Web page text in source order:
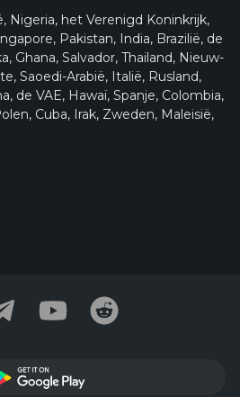
Nigeria, het Verenigd Koninkrijk,
Pakistan, India, Brazilië, de
Ghana, Salvador, Thailand, Nieuw-
Saoedi-Arabië, Italië, Rusland,
de VAE, Hawaï, Spanje, Colombia,
Cuba, Irak, Zweden, Maleisië,